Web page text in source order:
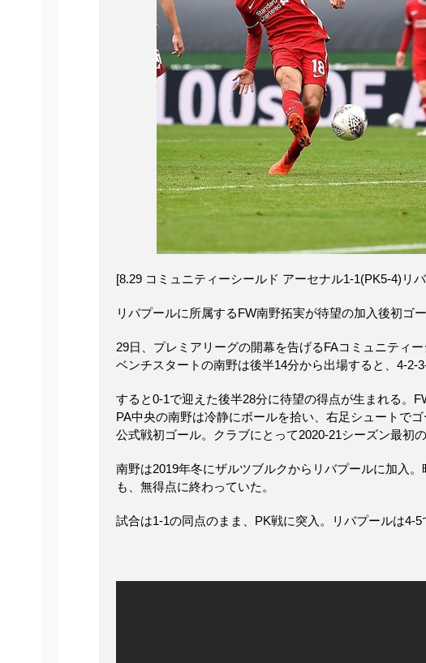
[8.29 コミュニティーシールド アーセナル1-1(PK5-4)リ
リバプールに所属するFW南野拓実が待望の加入後初ゴー
29日、プレミアリーグの開幕を告げるFAコミュニティ
ベンチスタートの南野は後半14分から出場すると、4-2-
すると0-1で迎えた後半28分に待望の得点が生まれる。
PA中央の南野は冷静にボールを拾い、右足シュートで
公式戦初ゴール。クラブにとって2020-21シーズン最初の
南野は2019年冬にザルツブルクからリバプールに加入
も、無得点に終わっていた。
試合は1-1の同点のまま、PK戦に突入。リバプールは4-5